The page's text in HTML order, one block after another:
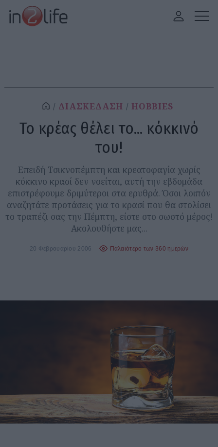
ΔΙΑΣΚΕΔΑΣΗ HOBBIES
Το κρέας θέλει το... κόκκινό
του!
Επειδή Τσικνοπέμπτη και κρεατοφαγία χωρίς
κόκκινο κρασί δεν νοείται, αυτή την εβδομάδα
επιστρέφουμε δριμύτεροι στα ερυθρά. Όσοι λοιπόν
αναζητάτε προτάσεις για το κρασί που θα στολίσει
το τραπέζι σας την Πέμπτη, είστε στο σωστό μέρος!
Ακολουθήστε μας...
20 Φεβρουαρίου 2006 Παλαιότερο των 360 ημερών